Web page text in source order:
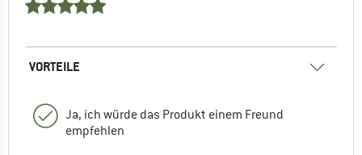
VORTEILE
Ja, ich würde das Produkt einem Freund
empfehlen